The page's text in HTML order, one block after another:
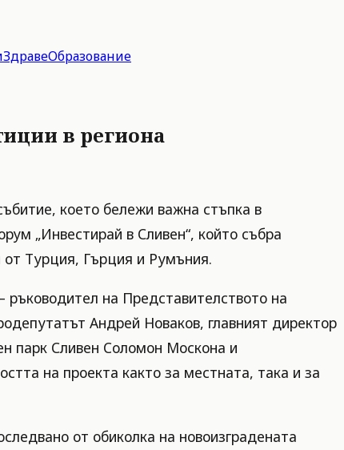
ЗдравеОбразование
в региона
което бележи важна стъпка в
„Инвестирай в Сливен“, който събра
от Турция, Гърция и Румъния.
ръководител на Представителството на
Андрей Новаков, главният директор
парк Сливен Соломон Москона и
на проекта както за местната, така и за
от обиколка на новоизградената